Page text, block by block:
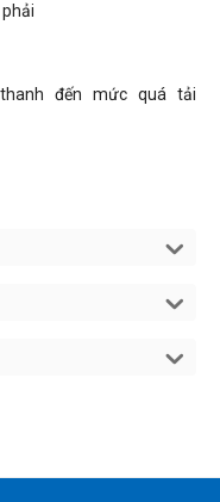
đến mức quá tải